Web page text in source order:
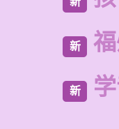
新
新